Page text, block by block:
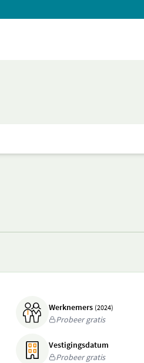
Werknemers (2024)
Probeer gratis
Vestigingsdatum
Probeer gratis